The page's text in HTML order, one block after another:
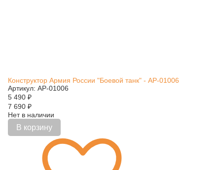
Конструктор Армия России "Боевой танк" - АР-01006
Артикул: АР-01006
5 490 ₽
7 690 ₽
Нет в наличии
В корзину